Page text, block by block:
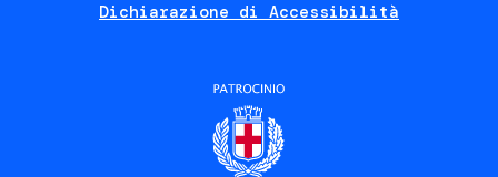
Dichiarazione di Accessibilità